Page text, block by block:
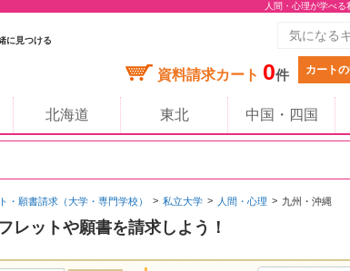
人間・心理が学べ
に見つける
資料請求カート 0件 カート
北海道 東北 中国・四国
・願書請求（大学・専門学校） 私立大学 人間・心理 九州・沖縄
レットや願書を請求しよう！